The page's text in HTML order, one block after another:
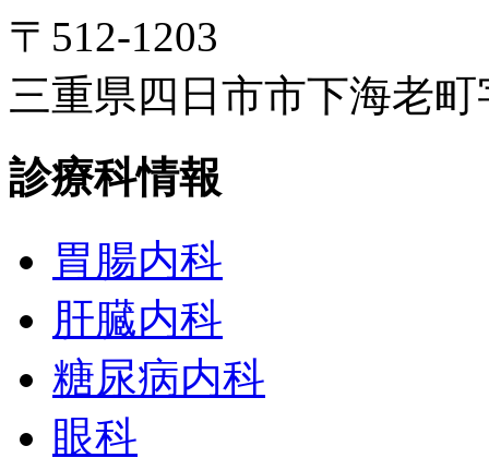
〒512-1203
三重県四日市市下海老町
診療科情報
胃腸内科
肝臓内科
糖尿病内科
眼科